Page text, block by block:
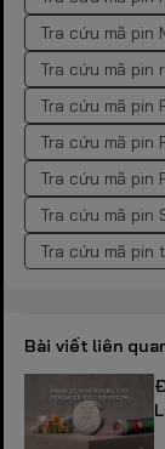
Tra cứu mã pin
Tra cứu mã pin
Tra cứu mã pin
Tra cứu mã pin
Tra cứu mã pin
Tra cứu mã pin
Tra cứu mã pin
Bài viết liên